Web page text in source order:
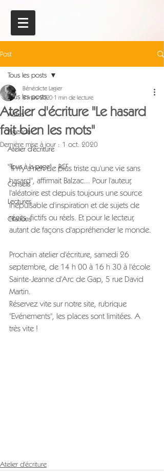
Post
Tous les posts
Actus
Agenda
Atelier d'écriture
"Tous à la page" - RCF
Conseils
Lectures
Citations
Tous les posts
Atelier d'écriture "Le hasard
fait bien les mots"
Bénédicte Lagier
3 mars 2020 1 min de lecture
Dernière mise à jour : 1 oct. 2020
"Il n'y a rien de plus triste qu'une vie sans
hasard", affirmait Balzac... Pour l'auteur,
l'aléatoire est depuis toujours une source
inépuisable d'inspiration et de sujets de
récits, fictifs ou réels. Et pour le lecteur,
autant de façons d'appréhender le monde.
Prochain atelier d'écriture, samedi 26
septembre, de 14 h 00 à 16 h 30 à l'école
Sainte-Jeanne d'Arc de Gap, 5 rue David
Martin.
Réservez vite sur notre site, rubrique
"Evénements", les places sont limitées. A
très vite !
Atelier d'écriture